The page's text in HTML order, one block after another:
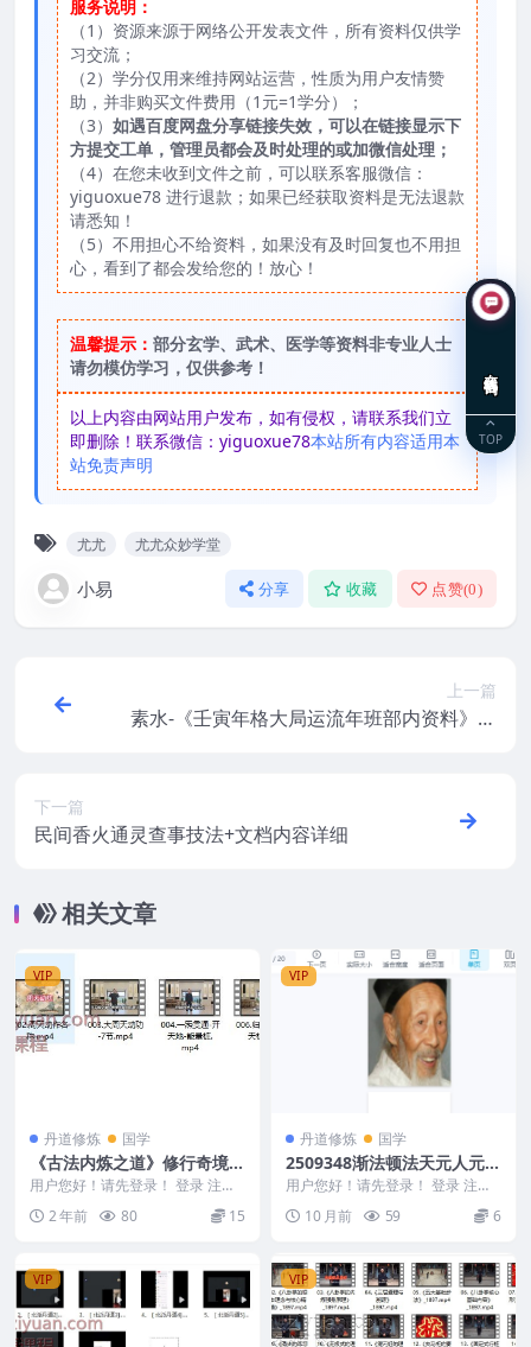
服务说明：
（1）资源来源于网络公开发表文件，所有资料仅供学
习交流；
（2）学分仅用来维持网站运营，性质为用户友情赞
助，并非购买文件费用（1元=1学分）；
（3） 如遇百度网盘分享链接失效，可以在链接显示下
方提交工单，管理员都会及时处理的或加微信处理；
（4）在您未收到文件之前，可以联系客服微信：
yiguoxue78 进行退款；如果已经获取资料是无法退款
请悉知！
（5）不用担心不给资料，如果没有及时回复也不用担
心，看到了都会发给您的！放心！
温馨提示： 部分玄学、武术、医学等资料非专业人士
请勿模仿学习，仅供参考！
以上内容由网站用户发布，如有侵权，请联系我们立
即删除！联系微信：yiguoxue78本站所有内容适用本
站免责声明
尤尤 尤尤众妙学堂
小易 分享 收藏 点赞(0)
上一篇
素水-《壬寅年格大局运流年班部内资料》电
下一篇
民间香火通灵查事技法+文档内容详细
相关文章
VIP
丹道修炼 国学
《古法内炼之道》修行奇境探
秘，无为秘法修真，内炁提升
必修课！
用户您好！请先登录！ 登录 注册
《古法内炼之道》修行奇境探秘，
无为秘法修真，内...
2 年前 80 15
VIP
丹道修炼 国学
2509348渐法顿法天元人元九
层循序（张至顺）
用户您好！请先登录！ 登录 注册
渐法顿法天元人元九层循序（张至
顺）20p 25...
10 月前 59 6
VIP VIP
TOP